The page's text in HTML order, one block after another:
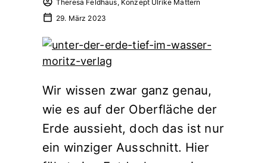
Theresa Feldhaus, Konzept Ulrike Mattern
29. März 2023
Wir wissen zwar ganz genau,
wie es auf der Oberfläche der
Erde aussieht, doch das ist nur
ein winziger Ausschnitt. Hier